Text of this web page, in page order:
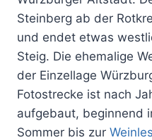
Steinberg ab der
und endet etwas
Steig. Die ehemalige
der Einzellage
Fotostrecke ist nach
aufgebaut, beginnend
Sommer bis zur